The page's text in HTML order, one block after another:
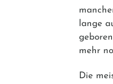
lange
mehr
Die